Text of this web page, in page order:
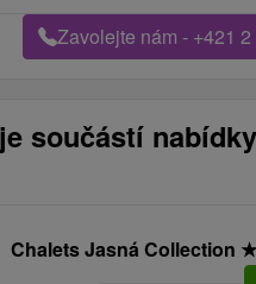
Zavolejte nám - +421
součástí nabídky
Chalets Jasná Collection ★